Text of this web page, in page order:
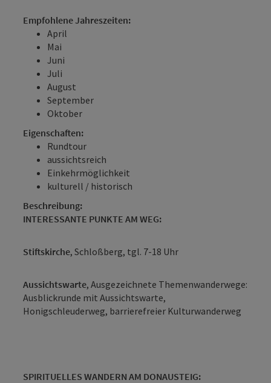
Empfohlene Jahreszeiten:
April
Mai
Juni
Juli
August
September
Oktober
Eigenschaften:
Rundtour
aussichtsreich
Einkehrmöglichkeit
kulturell / historisch
Beschreibung:
INTERESSANTE PUNKTE AM WEG:
Stiftskirche, Schloßberg, tgl. 7-18 Uhr
Aussichtswarte, Ausgezeichnete Themenwanderwege:
Ausblickrunde mit Aussichtswarte,
Honigschleuderweg, barrierefreier Kulturwanderweg
SPIRITUELLES WANDERN AM DONAUSTEIG: